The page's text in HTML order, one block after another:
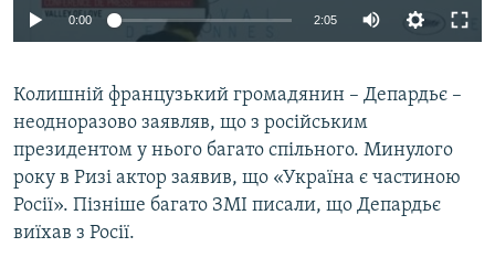
0:00 2:05
Колишній французький громадянин – Депардьє –
неодноразово заявляв, що з російським
президентом у нього багато спільного. Минулого
року в Ризі актор заявив, що «Україна є частиною
Росії». Пізніше багато ЗМІ писали, що Депардьє
виїхав з Росії.